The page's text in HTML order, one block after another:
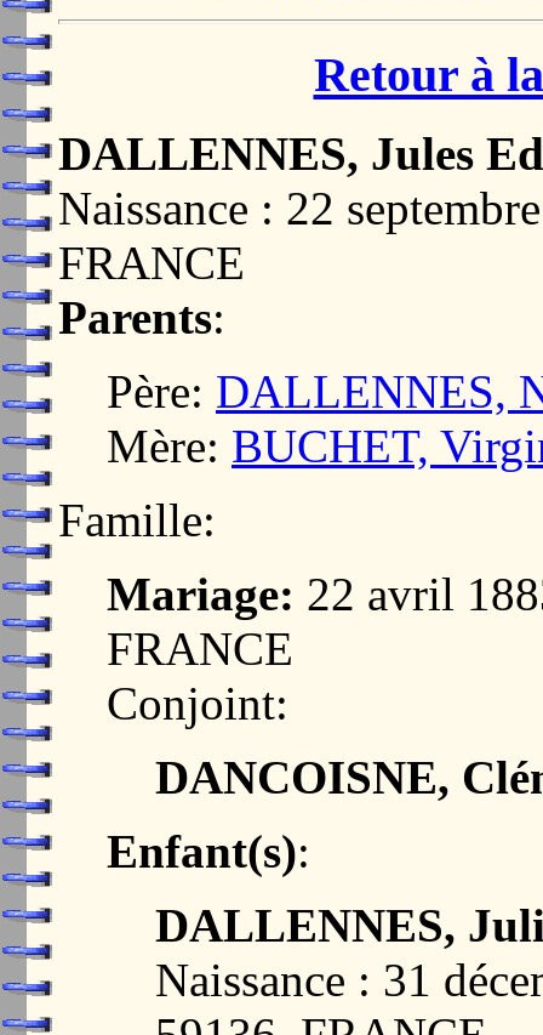
Retour à
DALLENNES, Jules
Naissance : 22
FRANCE
Parents:
Père: DALLENNES,
Mère: BUCHET,
Famille:
Mariage: 22 avril
FRANCE
Conjoint:
DANCOISNE,
Enfant(s):
DALLENNES,
Naissance : 31